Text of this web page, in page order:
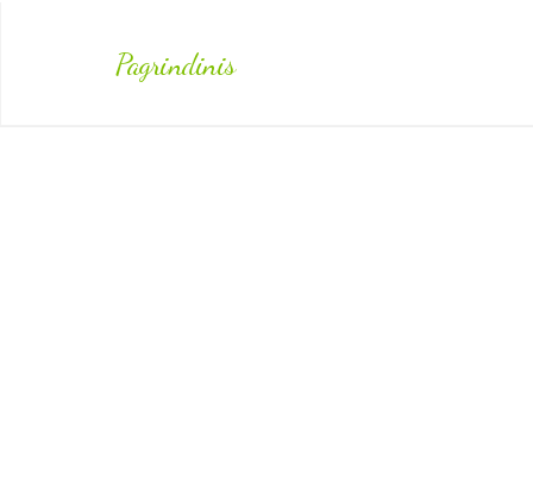
Pagrindinis